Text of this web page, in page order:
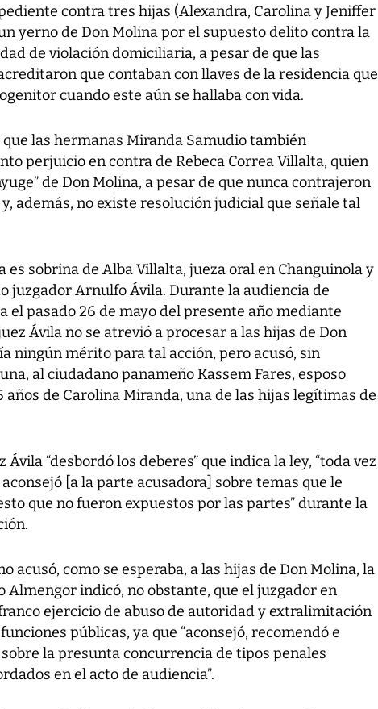
contra tres hijas (Alexandra, Carolina y Jeniffer
yerno de Don Molina por el supuesto delito contra la
de violación domiciliaria, a pesar de que las
que contaban con llaves de la residencia que
cuando este aún se hallaba con vida.
las hermanas Miranda Samudio también
perjuicio en contra de Rebeca Correa Villalta, quien
de Don Molina, a pesar de que nunca contrajeron
además, no existe resolución judicial que señale tal
es sobrina de Alba Villalta, jueza oral en Changuinola y
juzgador Arnulfo Ávila. Durante la audiencia de
el pasado 26 de mayo del presente año mediante
Ávila no se atrevió a procesar a las hijas de Don
ningún mérito para tal acción, pero acusó, sin
al ciudadano panameño Kassem Fares, esposo
años de Carolina Miranda, una de las hijas legítimas de
Ávila “desbordó los deberes” que indica la ley, “toda vez
[a la parte acusadora] sobre temas que le
que no fueron expuestos por las partes” durante la
acusó, como se esperaba, a las hijas de Don Molina, la
Almengor indicó, no obstante, que el juzgador en
ejercicio de abuso de autoridad y extralimitación
públicas, ya que “aconsejó, recomendó e
la presunta concurrencia de tipos penales
en el acto de audiencia”.